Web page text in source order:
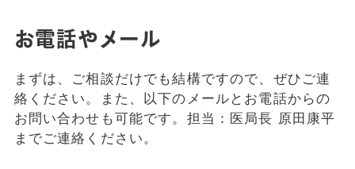
お電話やメール
まずは、ご相談だけでも結構ですので、ぜひご連
絡ください。また、以下のメールとお電話からの
お問い合わせも可能です。担当：医局長 原田康平
までご連絡ください。